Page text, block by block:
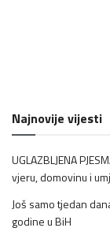
Najnovije vijesti
UGLAZBLJENA
vjeru, domovinu i
Još samo tjedan
godine u BiH